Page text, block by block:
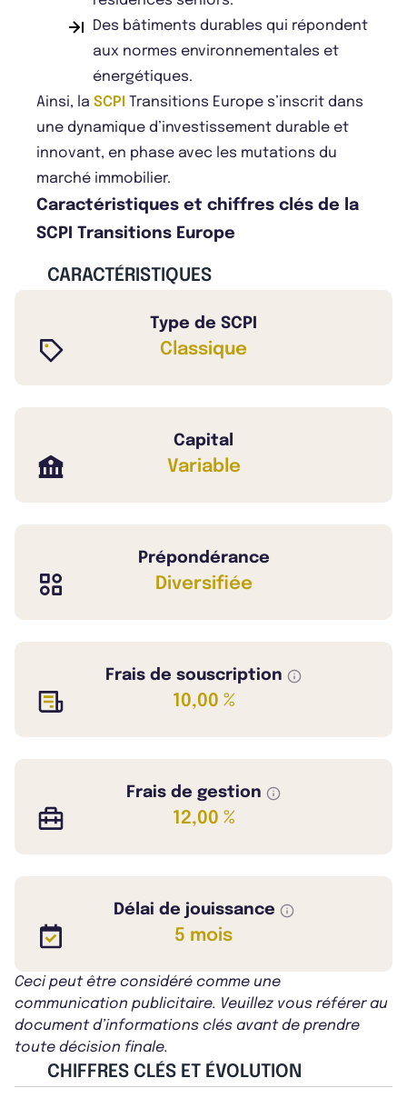
Des bâtiments durables qui répondent
aux normes environnementales et
énergétiques.
Ainsi, la SCPI Transitions Europe s’inscrit dans
une dynamique d’investissement durable et
innovant, en phase avec les mutations du
marché immobilier.
Caractéristiques et chiffres clés de la
SCPI Transitions Europe
CARACTÉRISTIQUES
Type de SCPI
Classique
Capital
Variable
Prépondérance
Diversifiée
Frais de souscription
10,00 %
Frais de gestion
12,00 %
Délai de jouissance
5 mois
Ceci peut être considéré comme une
communication publicitaire. Veuillez vous référer au
document d’informations clés avant de prendre
toute décision finale.
CHIFFRES CLÉS ET ÉVOLUTION